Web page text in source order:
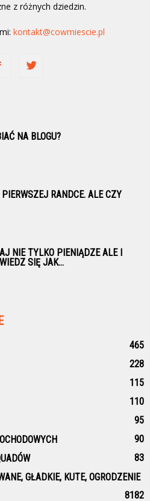
z różnych dziedzin.
kontakt@cowmiescie.pl
NA BLOGU?
RANDCE. ALE CZY
NIE TYLKO PIENIĄDZE ALE I
SIĘ JAK...
465
228
115
110
95
90
83
GŁADKIE, KUTE, OGRODZENIE
82
81